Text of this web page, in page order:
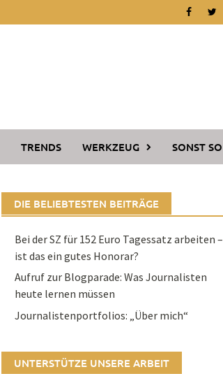
TRENDS WERKZEUG SONST SO
DIE BELIEBTESTEN BEITRÄGE
Bei der SZ für 152 Euro Tagessatz arbeiten –
ist das ein gutes Honorar?
Aufruf zur Blogparade: Was Journalisten
heute lernen müssen
Journalistenportfolios: „Über mich“
UNTERSTÜTZE UNSERE ARBEIT